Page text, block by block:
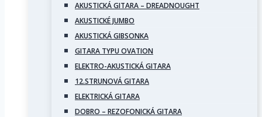
AKUSTICKÁ GITARA – DREADNOUGHT
AKUSTICKÉ JUMBO
AKUSTICKÁ GIBSONKA
GITARA TYPU OVATION
ELEKTRO-AKUSTICKÁ GITARA
12.STRUNOVÁ GITARA
ELEKTRICKÁ GITARA
DOBRO – REZOFONICKÁ GITARA